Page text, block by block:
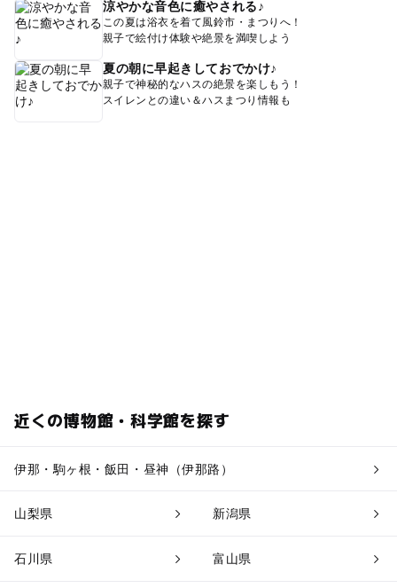
涼やかな音色に癒やされる♪
この夏は浴衣を着て風鈴市・まつりへ！
親子で絵付け体験や絶景を満喫しよう
夏の朝に早起きしておでかけ♪
親子で神秘的なハスの絶景を楽しもう！
スイレンとの違い＆ハスまつり情報も
近くの博物館・科学館を探す
伊那・駒ヶ根・飯田・昼神（伊那路）
山梨県 新潟県
石川県 富山県